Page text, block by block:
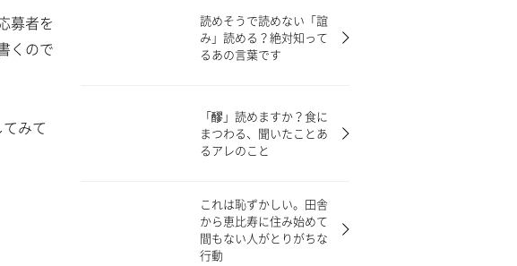
募者を
くので
みて
読めそうで読めない「誼
み」読める？絶対知って
るあの言葉です
「醪」読めますか？食に
まつわる、聞いたことあ
るアレのこと
これは恥ずかしい。田舎
から恵比寿に住み始めて
間もない人がとりがちな
行動